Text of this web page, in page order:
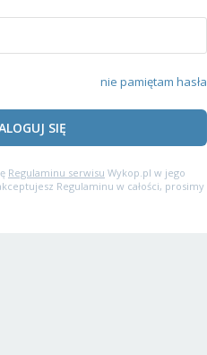
nie pamiętam hasła
SIĘ
Regulaminu serwisu Wykop.pl w jego
Regulaminu w całości, prosimy